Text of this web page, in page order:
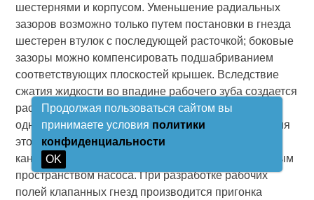
шестернями и корпусом. Уменьшение радиальных
зазоров возможно только путем постановки в гнезда
шестерен втулок с последующей расточкой; боковые
зазоры можно компенсировать подшабриванием
соответствующих плоскостей крышек. Вследствие
сжатия жидкости во впадине рабочего зуба создается
распирающее усилие, которое вызывает
односторонний износ подшипников. Для устранения
этого явления в крышках 10 и 11 выфрезерованы
канавки, соединяющие зону сжатия с межклапанным
пространством насоса. При разработке рабочих
полей клапанных гнезд производится пригонка
Продолжая пользоваться сайтом вы
принимаете условия политики
конфиденциальности
OK